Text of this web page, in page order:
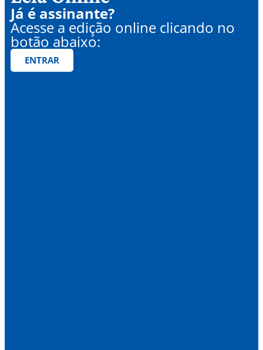
Já é assinante?
Acesse a edição online clicando no
botão abaixo:
ENTRAR